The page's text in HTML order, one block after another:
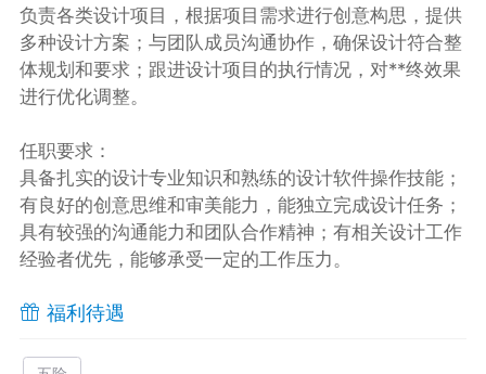
负责各类设计项目，根据项目需求进行创意构思，提供
多种设计方案；与团队成员沟通协作，确保设计符合整
体规划和要求；跟进设计项目的执行情况，对**终效果
进行优化调整。
任职要求：
具备扎实的设计专业知识和熟练的设计软件操作技能；
有良好的创意思维和审美能力，能独立完成设计任务；
具有较强的沟通能力和团队合作精神；有相关设计工作
经验者优先，能够承受一定的工作压力。
福利待遇